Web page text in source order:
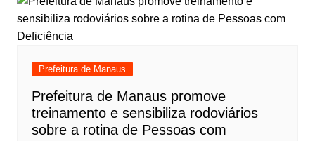
Prefeitura de Manaus
Prefeitura de Manaus promove
treinamento e sensibiliza rodoviários
sobre a rotina de Pessoas com